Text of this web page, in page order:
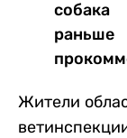
собака
раньше
Жители